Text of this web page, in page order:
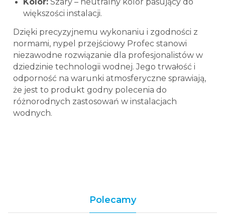
większości instalacji.
Dzięki precyzyjnemu wykonaniu i zgodności z
normami, nypel przejściowy Profec stanowi
niezawodne rozwiązanie dla profesjonalistów w
dziedzinie technologii wodnej. Jego trwałość i
odporność na warunki atmosferyczne sprawiają,
że jest to produkt godny polecenia do
różnorodnych zastosowań w instalacjach
wodnych.
Polecamy